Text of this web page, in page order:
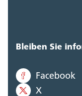
Bleiben Sie
Facebook
X